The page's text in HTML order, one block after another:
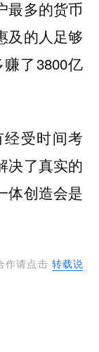
最多的货币
及的人足够
了3800亿
受时间考
决了真实的
体创造会是
作请点击 转载说